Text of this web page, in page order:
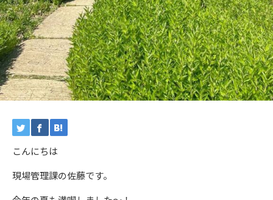
こんにちは
現場管理課の佐藤です。